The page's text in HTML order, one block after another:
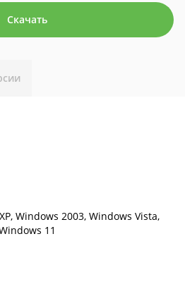
Скачать
Windows 2003, Windows Vista,
11